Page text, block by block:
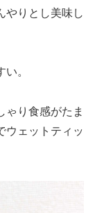
やりとし美味し
。
ゃり食感がたま
ウェットティッ